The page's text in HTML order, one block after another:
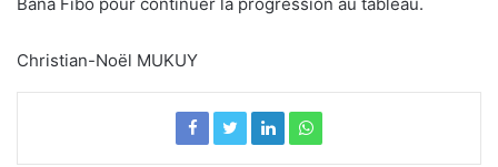
Bana Fibo pour continuer la progression au tableau.
Christian-Noël MUKUY